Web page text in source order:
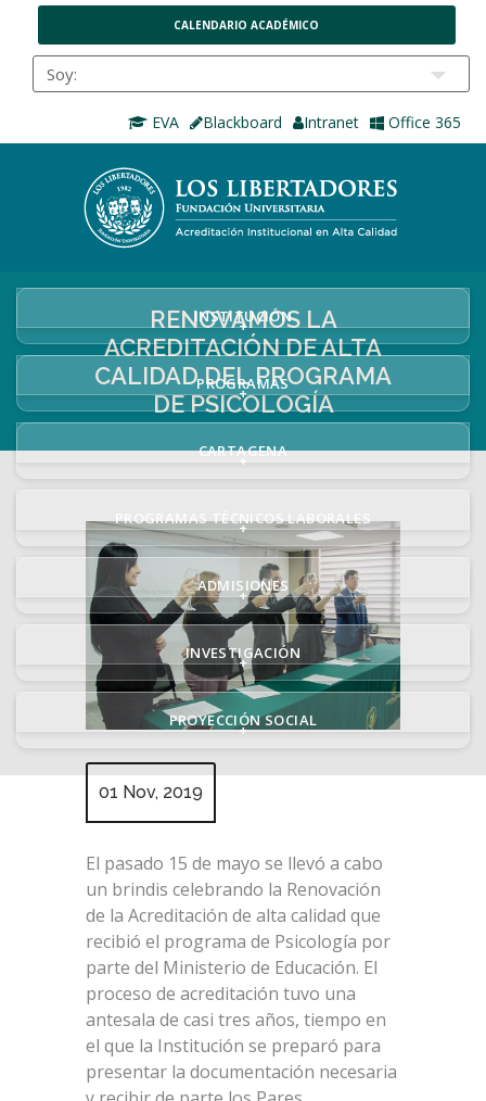
CALENDARIO ACADÉMICO
EVA Blackboard Intranet Office 365
INSTITUCIÓN
+
PROGRAMAS
+
CARTAGENA
+
PROGRAMAS TÉCNICOS LABORALES
+
ADMISIONES
+
INVESTIGACIÓN
+
PROYECCIÓN SOCIAL
+
RENOVAMOS LA
ACREDITACIÓN DE ALTA
CALIDAD DEL PROGRAMA
DE PSICOLOGÍA
01 Nov, 2019
El pasado 15 de mayo se llevó a cabo
un brindis celebrando la Renovación
de la Acreditación de alta calidad que
recibió el programa de Psicología por
parte del Ministerio de Educación. El
proceso de acreditación tuvo una
antesala de casi tres años, tiempo en
el que la Institución se preparó para
presentar la documentación necesaria